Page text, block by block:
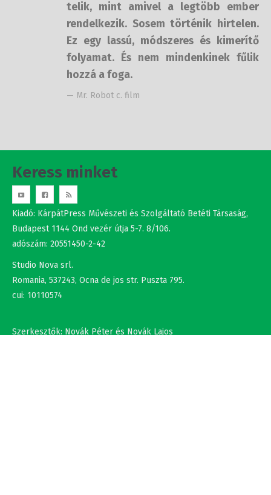
rendelkezik. Sosem történik
hirtelen. Ez egy lassú, módszeres és
kimerítő folyamat. És nem
mindenkinek fűlik hozzá a foga.
— Mr. Robot c. film
Kiadó: KárpátPress Művészeti és Szolgáltató Betéti Társaság,
Budapest 1144 Ond vezér útja 5-7. 8/106.
adószám: 20551450-2-42
Romania, 537243, Ocna de jos str. Puszta 795.
cui: 10110574
+36302308877 , +40737875931